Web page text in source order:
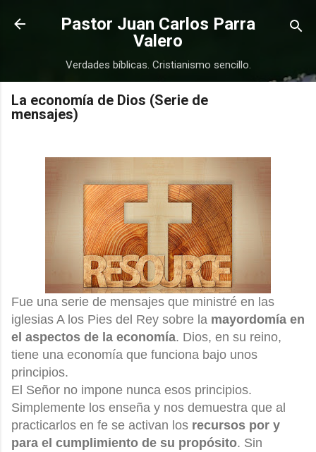
Ir al contenido principal
Pastor Juan Carlos Parra
Valero
Verdades bíblicas. Cristianismo sencillo.
La economía de Dios (Serie de
mensajes)
Fue una serie de mensajes que ministré en las
iglesias A los Pies del Rey sobre la mayordomía en
el aspectos de la economía. Dios, en su reino,
tiene una economía que funciona bajo unos
principios.
El Señor no impone nunca esos principios.
Simplemente los enseña y nos demuestra que al
practicarlos en fe se activan los recursos por y
para el cumplimiento de su propósito. Sin
COMPRAR COMPRAR